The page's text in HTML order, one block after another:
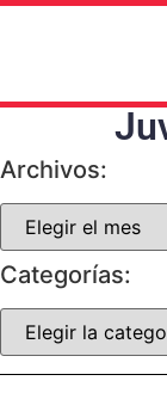
Archivos:
Categorías: